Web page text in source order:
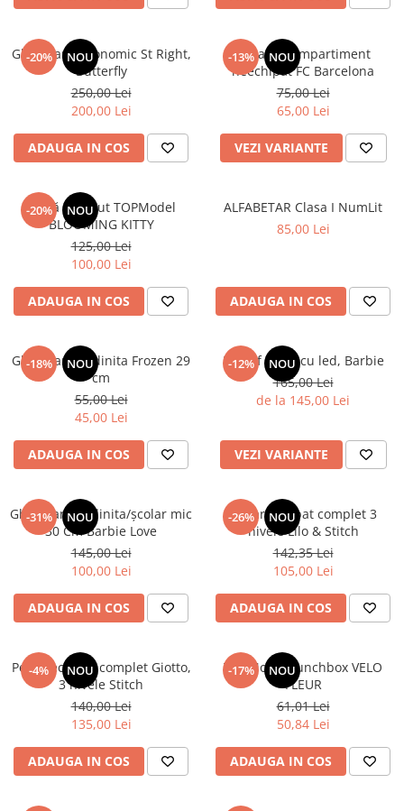
-20% NOU
Ghiozdan ergonomic St Right,
Butterfly
250,00 Lei
200,00 Lei
ADAUGA IN COS
-13% NOU
Penar 1 compartiment
neechipat FC Barcelona
75,00 Lei
65,00 Lei
VEZI VARIANTE
-20% NOU
Sticlă de băut TOPModel
BLOOMING KITTY
125,00 Lei
100,00 Lei
ADAUGA IN COS
ALFABETAR Clasa I NumLit
85,00 Lei
ADAUGA IN COS
-18% NOU
Ghiozdan gradinita Frozen 29
cm
55,00 Lei
45,00 Lei
ADAUGA IN COS
-12% NOU
Pantof sport cu led, Barbie
165,00 Lei
de la 145,00 Lei
VEZI VARIANTE
-31% NOU
Ghiozdan gradinita/școlar mic
30 Cm Barbie Love
145,00 Lei
100,00 Lei
ADAUGA IN COS
-26% NOU
Penar echipat complet 3
nivele Lilo & Stitch
142,35 Lei
105,00 Lei
ADAUGA IN COS
-4% NOU
Penar echipat complet Giotto,
3 nivele Stitch
140,00 Lei
135,00 Lei
ADAUGA IN COS
-17% NOU
TOPModel Lunchbox VELO
FLEUR
61,01 Lei
50,84 Lei
ADAUGA IN COS